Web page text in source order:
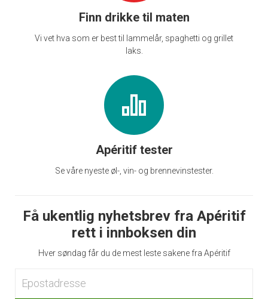
Finn drikke til maten
Vi vet hva som er best til lammelår, spaghetti og grillet
laks.
Apéritif tester
Se våre nyeste øl-, vin- og brennevinstester.
Få ukentlig nyhetsbrev fra Apéritif
rett i innboksen din
Hver søndag får du de mest leste sakene fra Apéritif